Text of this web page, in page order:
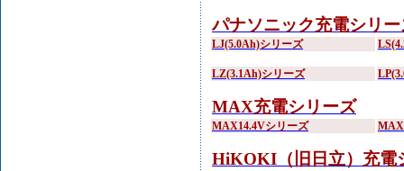
パナソニック充電シリー
LJ(5.0Ah)シリーズ
LZ(3.1Ah)シリーズ
MAX充電シリーズ
MAX14.4Vシリーズ
HiKOKI（旧日立）充電